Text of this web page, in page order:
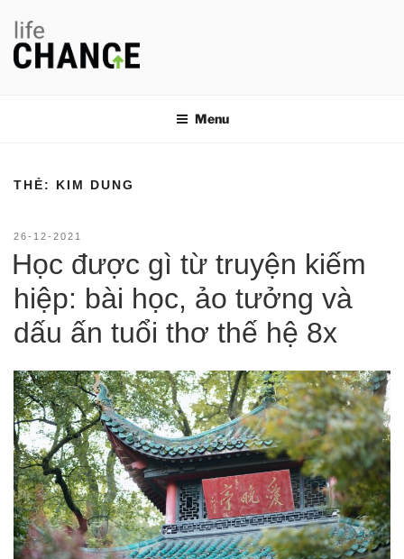
phần
Menu
THẺ: KIM DUNG
ĐĂNG
TRONG
26-12-2021
Học được gì từ truyện kiếm
hiệp: bài học, ảo tưởng và
dấu ấn tuổi thơ thế hệ 8x